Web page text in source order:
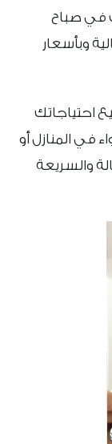
في صباح
وبأسعار
احتياجاتك
في المنازل أو
والسريعة